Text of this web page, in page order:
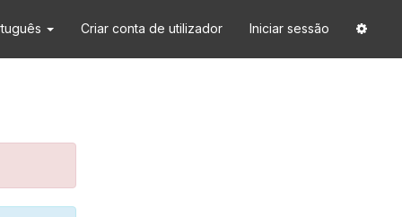
Criar conta de utilizador Iniciar sessão